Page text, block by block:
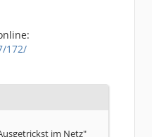
172/
im Netz"